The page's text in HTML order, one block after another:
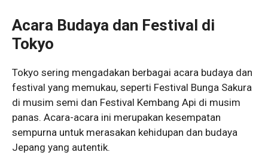
Acara Budaya dan Festival di
Tokyo
Tokyo sering mengadakan berbagai acara budaya dan
festival yang memukau, seperti Festival Bunga Sakura
di musim semi dan Festival Kembang Api di musim
panas. Acara-acara ini merupakan kesempatan
sempurna untuk merasakan kehidupan dan budaya
Jepang yang autentik.